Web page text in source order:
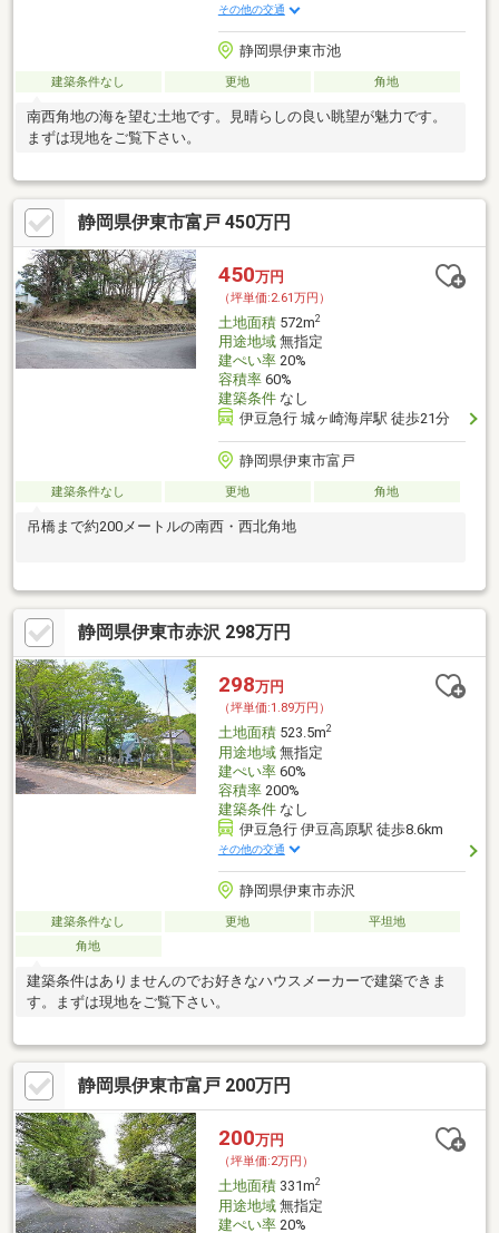
その他の交通
静岡県伊東市池
建築条件なし 更地 角地
南西角地の海を望む土地です。見晴らしの良い眺望が魅力です。
まずは現地をご覧下さい。
静岡県伊東市富戸 450万円
450万円
（坪単価:2.61万円）
土地面積572m2
用途地域無指定
建ぺい率20%
容積率60%
建築条件なし
伊豆急行 城ヶ崎海岸駅 徒歩21分
静岡県伊東市富戸
建築条件なし 更地 角地
吊橋まで約200メートルの南西・西北角地
静岡県伊東市赤沢 298万円
298万円
（坪単価:1.89万円）
土地面積523.5m2
用途地域無指定
建ぺい率60%
容積率200%
建築条件なし
伊豆急行 伊豆高原駅 徒歩8.6km
その他の交通
静岡県伊東市赤沢
建築条件なし 更地
平坦地
角地
建築条件はありませんのでお好きなハウスメーカーで建築できま
す。まずは現地をご覧下さい。
静岡県伊東市富戸 200万円
200万円
（坪単価:2万円）
土地面積331m2
用途地域無指定
建ぺい率20%